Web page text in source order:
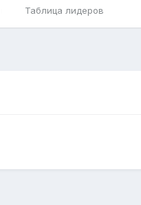
Таблица лидеров